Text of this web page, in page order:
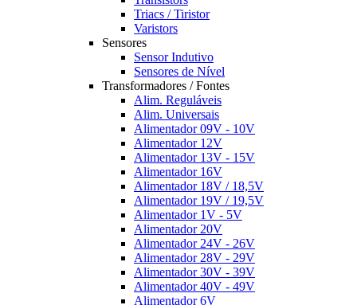
Triacs / Tiristor
Varistors
Sensores
Sensor Indutivo
Sensores de Nível
Transformadores / Fontes
Alim. Reguláveis
Alim. Universais
Alimentador 09V - 10V
Alimentador 12V
Alimentador 13V - 15V
Alimentador 16V
Alimentador 18V / 18,5V
Alimentador 19V / 19,5V
Alimentador 1V - 5V
Alimentador 20V
Alimentador 24V - 26V
Alimentador 28V - 29V
Alimentador 30V - 39V
Alimentador 40V - 49V
Alimentador 6V